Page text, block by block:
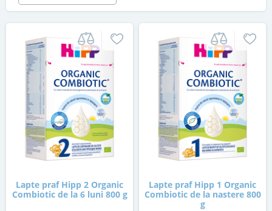
Lapte praf Hipp 2 Organic
Combiotic de la 6 luni 800 g
Lapte praf Hipp 1 Organic
Combiotic de la nastere 800
g